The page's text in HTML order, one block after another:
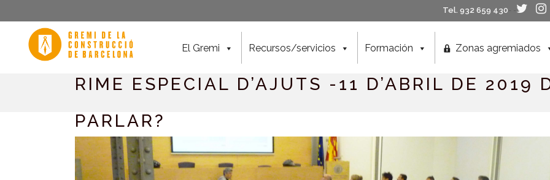
Tel. 932 659 430- -
El Gremi Recursos/servicios Formación Zonas agremiados
RIME ESPECIAL D’AJUTS -11 D’ABRIL DE 2019
PARLAR?